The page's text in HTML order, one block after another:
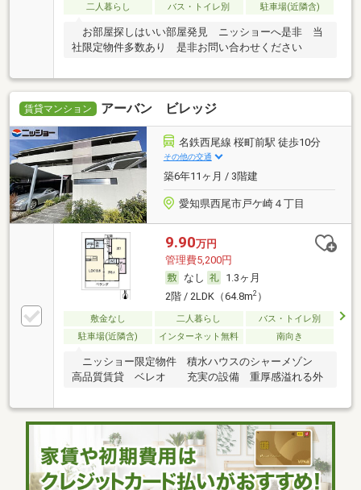
二人暮らし
バス・トイレ別 駐車場(近隣含)
お部屋探しはいい部屋発見 ニッショーへ是非 当
社限定物件多数あり 是非お問い合わせください
賃貸マンション アーバン ビレッジ
名鉄西尾線 桜町前駅 徒歩10分
その他の交通
築6年11ヶ月 / 3階建
愛知県西尾市戸ケ崎４丁目
9.90万円
管理費5,200円
なし
1.3ヶ月
2階 / 2LDK（64.8m2）
敷金なし 二人暮らし
バス・トイレ別
駐車場(近隣含)
インターネット無料 南向き
ニッショー限定物件 積水ハウスのシャーメゾン
高品質賃貸 ベレオ 充実の設備 重厚感溢れる外